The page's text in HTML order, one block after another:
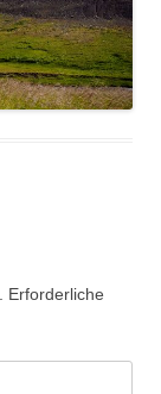
Erforderliche